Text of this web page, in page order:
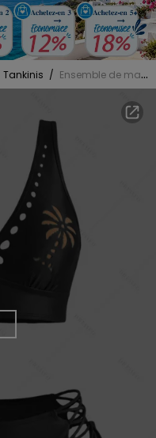
Tankinis / Ensemble de maillot de bain tankini de vacances avec soutien-gorge ajouré à motif cocotier et culotte à lacets